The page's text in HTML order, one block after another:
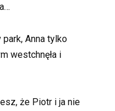
Anna tylko
westchnęła i
że Piotr i ja nie